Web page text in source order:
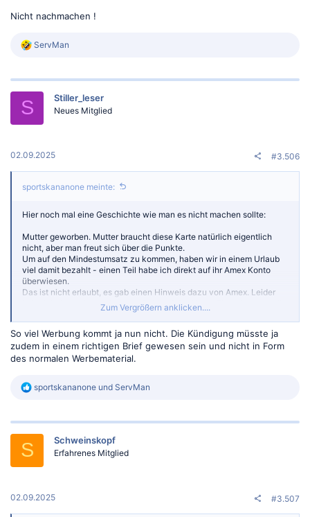
Nicht nachmachen !
R
k
:
ServMan
S Stiller_leser
Neues Mitglied
02.09.2025 #3.506
sportskananone meinte:
Hier noch mal eine Geschichte wie man es nicht machen sollte:
Mutter geworben. Mutter braucht diese Karte natürlich eigentlich
nicht, aber man freut sich über die Punkte.
Um auf den Mindestumsatz zu kommen, haben wir in einem Urlaub
viel damit bezahlt - einen Teil habe ich direkt auf ihr Amex Konto
überwiesen.
Das ist nicht erlaubt, es gab einen Hinweis dazu von Amex. Leider
habe ich dann ein zweites mal Geld auf das Konto überwiesen, weil
ich mich bei den Kartennummern vertan habe (wollte Geld auf mein
eigenes Kartenkonto überweisen). Amex hat daraufhin die Karte
gekündigt. Da meine Mutter von der Amex Werbung genervt war hat
sie Amex Briefe immer direkt in den Müll geworfen - von der
Kündigung hat sie nix mitbekommen.
Ergebnis: 70k Punkte sind weg, da Karte gekündigt. Allerdings kann
man die Punkte zu einem mittelmäßigen Tauschverhältnis noch in
Nicht nachmachen !
Zum Vergrößern anklicken....
So viel Werbung kommt ja nun nicht. Die Kündigung müsste ja
zudem in einem richtigen Brief gewesen sein und nicht in Form
des normalen Werbematerial.
R
k
:
sportskananone und ServMan
S Schweinskopf
Erfahrenes Mitglied
02.09.2025 #3.507